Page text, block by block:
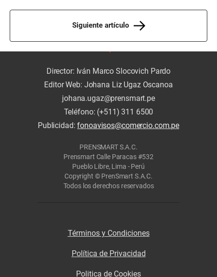
Siguiente artículo
Director: Iván Marco Slocovich Pardo
Editor Web: Johana Liz Ugaz Oscanoa
johana.ugaz@prensmart.pe
Teléfono: (+511) 311 6500
Publicidad:fonoavisos@comercio.com.pe
PRENSMART S.A.C.
Prensmart Calle Paracas #532
Pueblo Libre, Lima - Perú
Copyright © PrenSmart S.A.C.
Todos los derechos reservados
Términos y Condiciones
Política de Privacidad
Politica de Cookies